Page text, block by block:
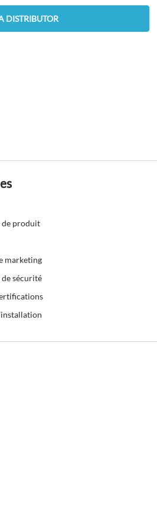
DISTRIBUTOR
de produit
marketing
de sécurité